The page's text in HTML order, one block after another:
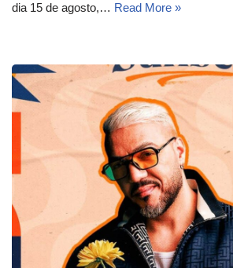
dia 15 de agosto,… Read More »